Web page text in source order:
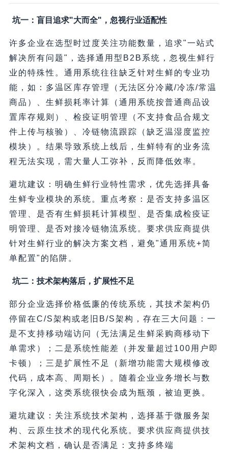
坑一：盲目追求"大而全"，忽视行业适配性
许多企业在选型时过度关注功能数量，追求"一站式
解决所有问题"，选择通用型B2B系统，忽视生鲜行
业的特殊性。通用系统往往缺乏针对生鲜的专业功
能，如：多温区库存管理（无法区分冷藏/冷冻/常温
商品）、生鲜损耗率计算（通用系统按普通商品设
置库存规则）、检疫证明管理（不支持食品合规文
件上传与核验）、冷链物流跟踪（缺乏温湿度监控
模块）。结果导致系统上线后，生鲜特有的业务流
程无法实现，需大量人工弥补，反而降低效率。
避坑建议：明确生鲜行业特性需求，优先选择具备
生鲜专业模块的系统。重点考察：是否支持多温区
管理、是否有生鲜损耗计算模型、是否集成检疫证
明管理、是否对接冷链物流系统。要求供应商提供
针对生鲜行业的解决方案文档，避免"通用系统+简
单配置"的陷阱。
坑二：技术架构落后，扩展性不足
部分企业选择价格低廉的传统系统，其技术架构仍
停留在C/S架构或老旧B/S架构，存在三大问题：一
是不支持移动端访问（无法满足生鲜采购商移动下
单需求）；二是系统性能差（并发量超过100用户即
卡顿）；三是扩展性不足（新增功能需大规模修改
代码，成本高、周期长）。随着企业业务增长与数
字化深入，这类系统很快会成为瓶颈，被迫更换。
避坑建议：关注系统技术架构，选择基于微服务架
构、云原生技术的现代化系统。要求供应商提供技
术架构文档，确认是否满足：支持多终端